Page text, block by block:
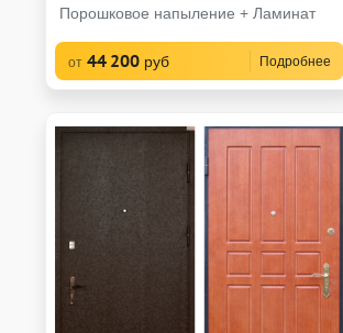
Порошковое напыление + Ламинат
от 44 200 руб Подробнее